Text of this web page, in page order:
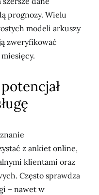
prognozy. Wielu
modeli arkuszy
zweryfikować
z ankiet online,
klientami oraz
Często sprawdza
– nawet w